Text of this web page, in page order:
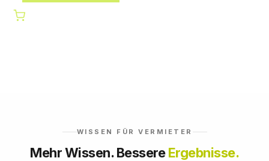
WISSEN FÜR VERMIETER
Mehr Wissen. BessereErgebnisse.